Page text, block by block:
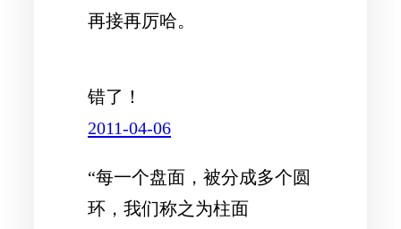
再接再厉哈。
错了！
2011-04-06
“每一个盘面，被分成多个圆
环，我们称之为柱面